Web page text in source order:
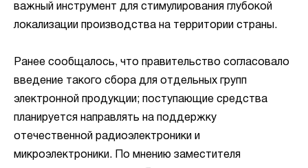
важный инструмент для стимулирования глубокой
локализации производства на территории страны.
Ранее сообщалось, что правительство согласовало
введение такого сбора для отдельных групп
электронной продукции; поступающие средства
планируется направлять на поддержку
отечественной радиоэлектроники и
микроэлектроники. По мнению заместителя